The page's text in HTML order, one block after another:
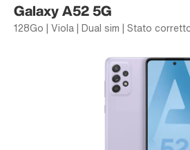
Galaxy A52 5G
128Go | Viola | Dual sim | Stato